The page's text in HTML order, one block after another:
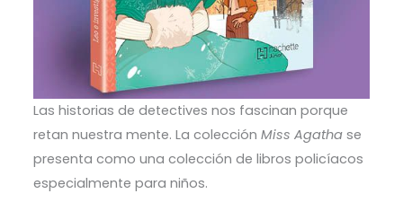
Las historias de detectives nos fascinan porque
retan nuestra mente. La colección Miss Agathase
presenta como una colección de libros policíacos
especialmente para niños.